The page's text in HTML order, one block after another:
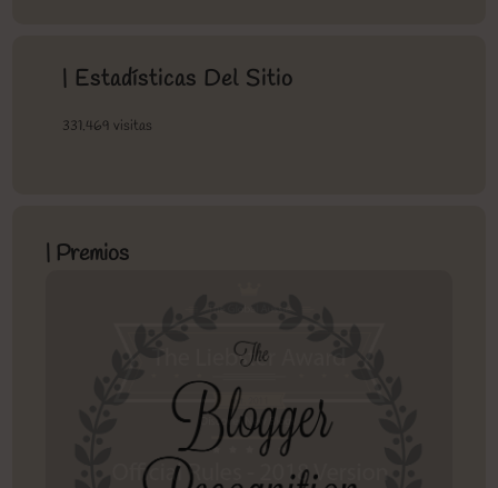
| Estadísticas Del Sitio
331.469 visitas
| Premios